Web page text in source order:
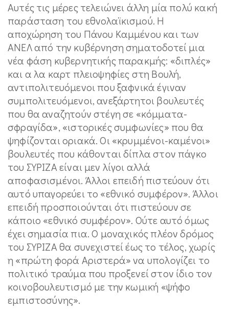
Αυτές τις μέρες τελειώνει άλλη μία πολύ κακή
παράσταση του εθνολαϊκισμού. Η
αποχώρηση του Πάνου Καμμένου και των
ΑΝΕΛ από την κυβέρνηση σηματοδοτεί μια
νέα φάση κυβερνητικής παρακμής: «διπλές»
και α λα καρτ πλειοψηφίες στη Βουλή,
αντιπολιτευόμενοι που ξαφνικά έγιναν
συμπολιτευόμενοι, ανεξάρτητοι βουλευτές
που θα αναζητούν στέγη σε «κόμματα-
σφραγίδα», «ιστορικές συμφωνίες» που θα
ψηφίζονται οριακά. Οι «κρυμμένοι-καμένοι»
βουλευτές που κάθονται δίπλα στον πάγκο
του ΣΥΡΙΖΑ είναι μεν λίγοι αλλά
αποφασισμένοι. Άλλοι επειδή πιστεύουν ότι
αυτό υπαγορεύει το «εθνικό συμφέρον». Άλλοι
επειδή προσποιούνται ότι πιστεύουν σε
κάποιο «εθνικό συμφέρον». Ούτε αυτό όμως
έχει σημασία πια. Ο μοναχικός πλέον δρόμος
του ΣΥΡΙΖΑ θα συνεχιστεί έως το τέλος, χωρίς
η «πρώτη φορά Αριστερά» να υπολογίζει το
πολιτικό τραύμα που προξενεί στον ίδιο τον
κοινοβουλευτισμό με την κωμική «ψήφο
εμπιστοσύνης».